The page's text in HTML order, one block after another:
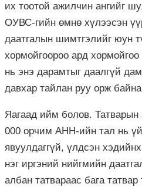
их тоотой ажилчин ангийг
ОУВС-гийн өмнө хүлээсэн
даатгалын шимтгэлийг юун
хормойгоороо ард
нь энэ дарамтыг даалгүй
давхар тайлан руу орж
Яагаад ийм болов. Татварын
000 орчим АНН-ийн тал нь
явуулдаггүй, үлдсэн
нэг иргэний нийгмийн
албан татвараас бага